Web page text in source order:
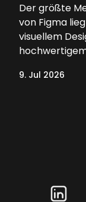
Der größte
von Figma
visuellem
9. Jul 2026